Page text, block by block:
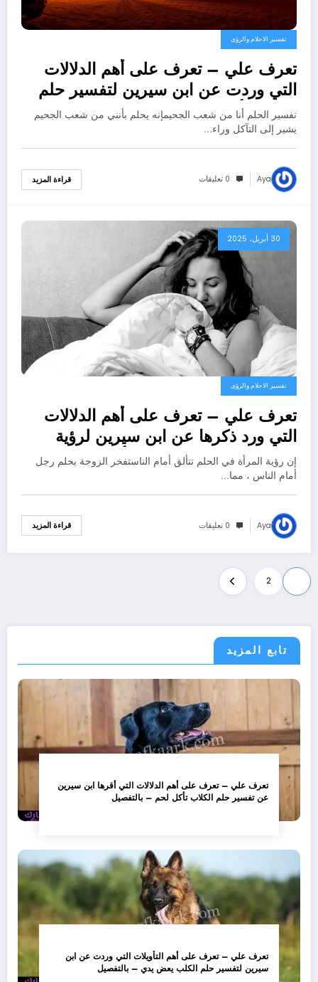
تفسير الاحلام والرؤى
تعرف علي – تعرف على أهم الدلالات
التي وردت عن ابن سيرين لتفسير حلم
اني من أهل النار – بالتفصيل
تفسير الحلم أنا من شعب الجحيمإنه يحلم بأنني من شعب الجحيم
يشير إلى التآكل وراء…
Aya 0 تعليقات قراءة المزيد
30 أبريل، 2025
تفسير الاحلام والرؤى
تعرف علي – تعرف على أهم الدلالات
التي ورد ذكرها عن ابن سيرين لرؤية
الزوجة في المنام متبرجة أمام الناس –
بالتفصيل
إن رؤية المرأة في الحلم تتألق أمام الناستفخر الزوجة بحلم رجل
أمام الناس ، مما…
Aya 0 تعليقات قراءة المزيد
تعدد
صفحات
المقالات
2
تابع المزيد
تعرف علي – تعرف على أهم الدلالات التي أقرها ابن سيرين
عن تفسير حلم الكلاب تأكل لحم – بالتفصيل
تعرف علي – تعرف على أهم التأويلات التي وردت عن ابن
سيرين لتفسير حلم الكلب يعض يدي – بالتفصيل